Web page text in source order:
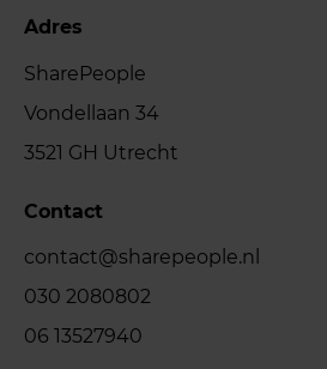
Adres
SharePeople
Vondellaan 34
3521 GH Utrecht
Contact
contact@sharepeople.nl
030 2080802
06 13527940